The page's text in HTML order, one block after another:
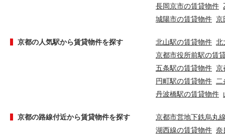
長岡京市の賃貸物件
城陽市の賃貸物件 京
京都の人気駅から賃貸物件を探す 北山駅の賃貸物件 北
京都市役所前駅の賃
五条駅の賃貸物件 京
円町駅の賃貸物件
丹波橋駅の賃貸物件
京都の路線付近から賃貸物件を探す
京都市営地下鉄烏丸
湖西線の賃貸物件 奈